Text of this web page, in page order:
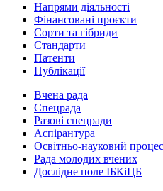
Напрями діяльності
Фінансовані проєкти
Сорти та гібриди
Стандарти
Патенти
Публікації
Вчена рада
Спецрада
Разові спецради
Аспірантура
Освітньо-науковий процес
Рада молодих вчених
Дослідне поле ІБКіЦБ